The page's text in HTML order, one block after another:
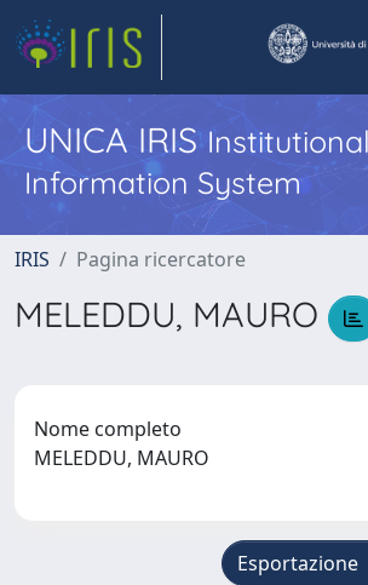
UNICA IRIS
Information System
IRIS Pagina ricercatore
MELEDDU, MAURO
Nome completo
MELEDDU, MAURO
Esportazione